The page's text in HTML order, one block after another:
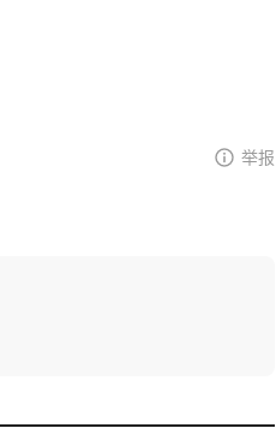
举报